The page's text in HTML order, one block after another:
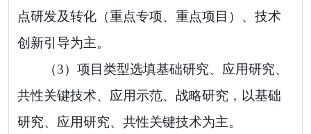
点研发及转化（重点专项、重点项目）、技术
创新引导为主。
（3） 项目类型选填基础研究、 应用研究、
共性关键技术、应用示范、战略研究， 以基础
研究、应用研究、共性关键技术为主。